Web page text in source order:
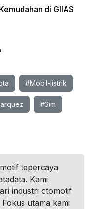
di GIIAS
#Mobil-listrik
#Sim
tepercaya
Kami
industri otomotif
utama kami